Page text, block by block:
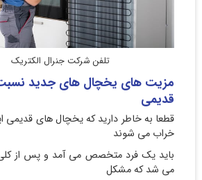
تلفن شرکت جنرال الکتریک
مزیت های یخچال های جدید
قدیمی
قطعا به خاطر دارید که یخچال های قدیمی
خراب می شوند
باید یک فرد متخصص می آمد و پس از
می شد که مشکل